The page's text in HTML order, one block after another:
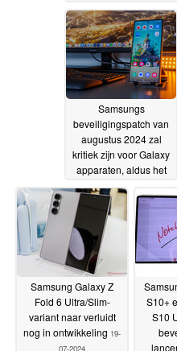
van kwaliteitscontrole
problemen rapporten
21-07-2024
Samsungs
beveiligingspatch van
augustus 2024 zal
kritiek zijn voor Galaxy
apparaten, aldus het
20-07-2024
Samsung Galaxy Z
Fold 6 Ultra/Slim-
variant naar verluidt
nog in ontwikkeling 19-
S10+
S10